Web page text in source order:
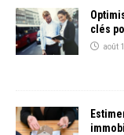
clés
août